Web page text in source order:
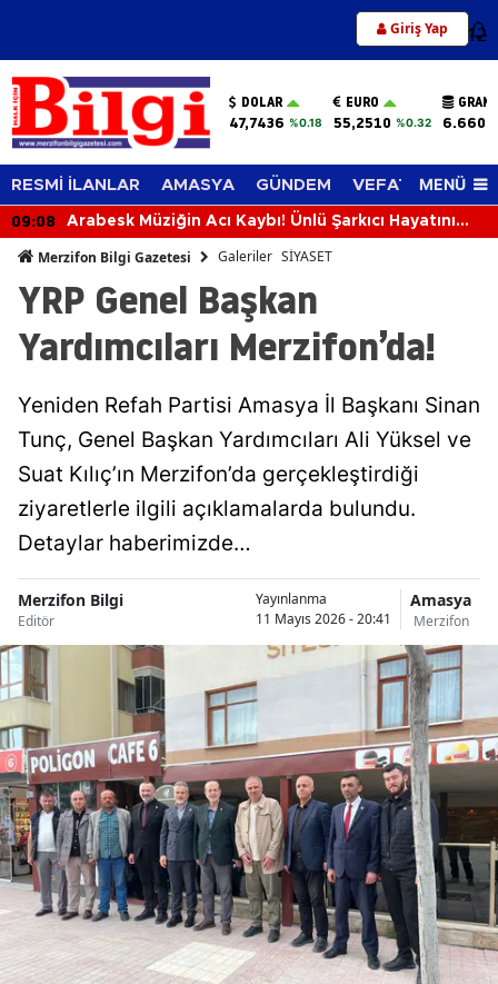
Giriş Yap 12
DOLAR
47,7436 %0.18
EURO
55,2510 %0.32
RESMİ İLANLAR AMASYA GÜNDEM VEFAT EDENLER
MENÜ
08:38
Amasya’da Sağlık Çalışanlarına Ayak Sağlığı ve
Merzifon Bilgi Gazetesi Galeriler SİYASET
YRP Genel Başkan
Yardımcıları Merzifon’da!
Yeniden Refah Partisi Amasya İl Başkanı Sinan
Tunç, Genel Başkan Yardımcıları Ali Yüksel ve
Suat Kılıç’ın Merzifon’da gerçekleştirdiği
ziyaretlerle ilgili açıklamalarda bulundu.
Detaylar haberimizde…
Merzifon Bilgi
Editör
Yayınlanma
11 Mayıs 2026 - 20:41
Amasya
Merzifon